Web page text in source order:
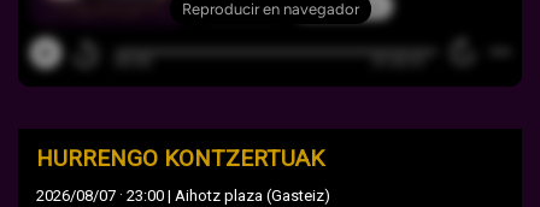
HURRENGO KONTZERTUAK
2026/08/07 · 23:00 | Aihotz plaza (Gasteiz)